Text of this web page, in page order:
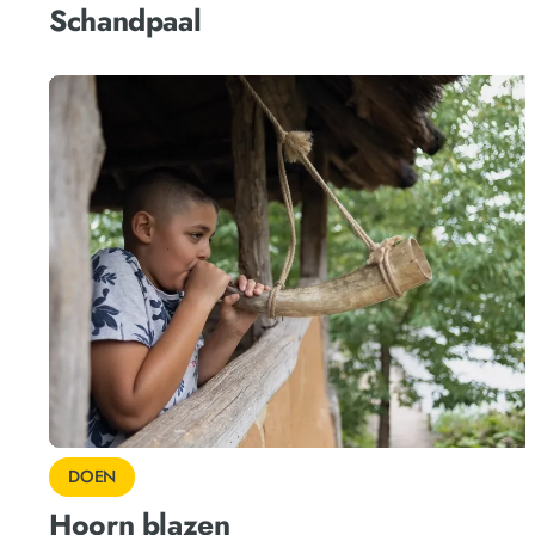
Schandpaal
DOEN
Hoorn blazen